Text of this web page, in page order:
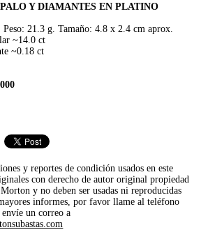
Y DIAMANTES EN PLATINO
Peso: 21.3 g. Tamaño: 4.8 x 2.4 cm aprox.
~14.0 ct
~0.18 ct
y reportes de condición usados en este
con derecho de autor original propiedad
y no deben ser usadas ni reproducidas
informes, por favor llame al teléfono
un correo a